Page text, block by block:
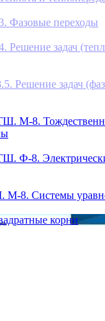
Фазовые переходы
задач
Решение задач
М-8.
Ф-8.
М-8. Системы
корни